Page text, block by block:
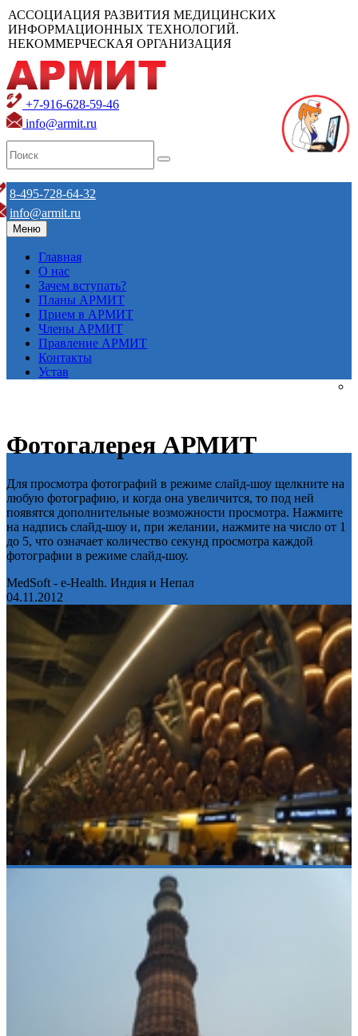
АССОЦИАЦИЯ РАЗВИТИЯ МЕДИЦИНСКИХ
ИНФОРМАЦИОННЫХ ТЕХНОЛОГИЙ.
НЕКОММЕРЧЕСКАЯ ОРГАНИЗАЦИЯ
+7-916-628-59-46
info@armit.ru
8-495-728-64-32
info@armit.ru
Меню
Главная
О нас
Зачем вступать?
Планы АРМИТ
Прием в АРМИТ
Члены АРМИТ
Правление АРМИТ
Контакты
Устав
Фотогалерея АРМИТ
Для просмотра фотографий в режиме слайд-шоу щелкните на
любую фотографию, и когда она увеличится, то под ней
появятся дополнительные возможности просмотра. Нажмите
на надпись слайд-шоу и, при желании, нажмите на число от 1
до 5, что означает количество секунд просмотра каждой
фотографии в режиме слайд-шоу.
MedSoft - e-Health. Индия и Непал
04.11.2012